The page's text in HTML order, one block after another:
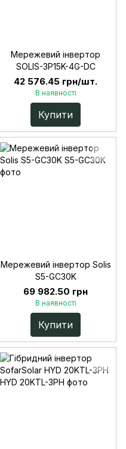
Мережевий інвертор
SOLIS-3P15K-4G-DC
42 576.45 грн/шт.
В наявності
Купити
Мережевий інвертор Solis
S5-GC30K
69 982.50 грн
В наявності
Купити